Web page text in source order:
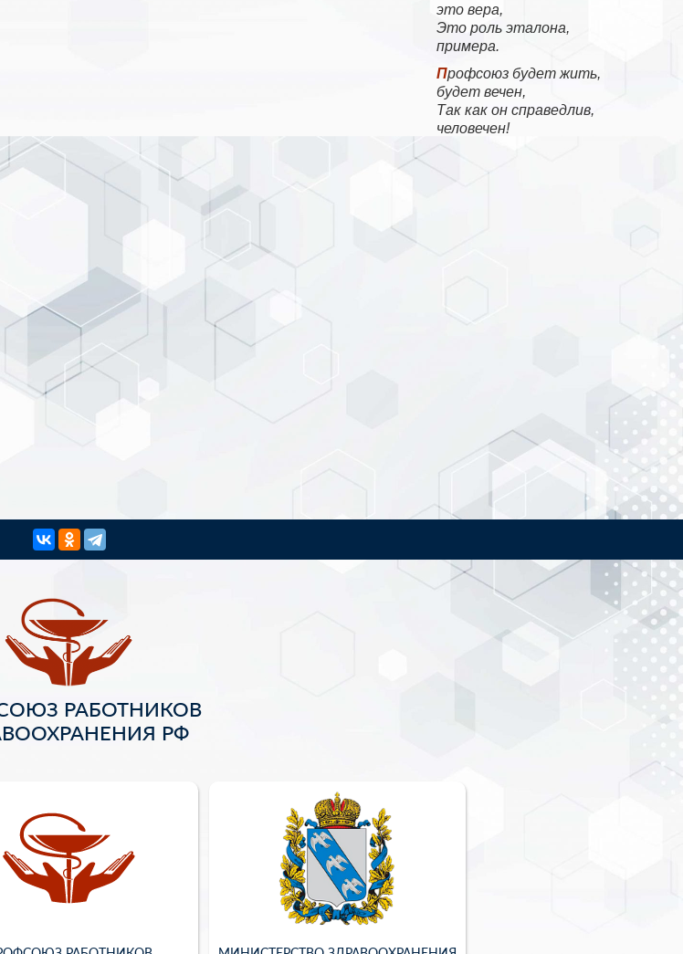
это вера,
Это роль эталона,
примера.
Профсоюз будет жить,
будет вечен,
Так как он справедлив,
человечен!
РАБОТНИКОВ
РФ